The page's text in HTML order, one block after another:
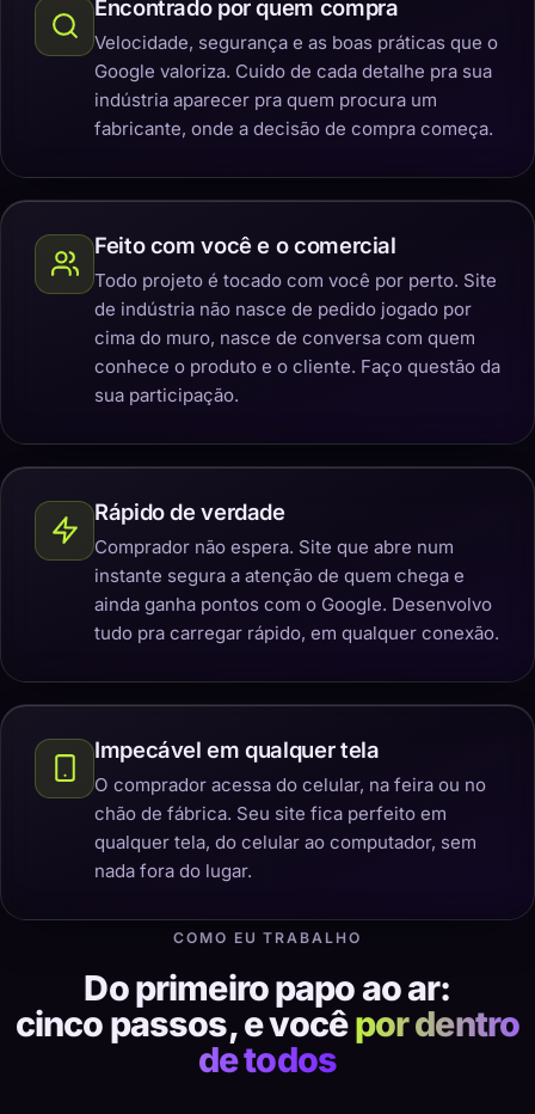
Encontrado por quem compra
Velocidade, segurança e as boas práticas que o
Google valoriza. Cuido de cada detalhe pra sua
indústria aparecer pra quem procura um
fabricante, onde a decisão de compra começa.
Feito com você e o comercial
Todo projeto é tocado com você por perto. Site
de indústria não nasce de pedido jogado por
cima do muro, nasce de conversa com quem
conhece o produto e o cliente. Faço questão da
sua participação.
Rápido de verdade
Comprador não espera. Site que abre num
instante segura a atenção de quem chega e
ainda ganha pontos com o Google. Desenvolvo
tudo pra carregar rápido, em qualquer conexão.
Impecável em qualquer tela
O comprador acessa do celular, na feira ou no
chão de fábrica. Seu site fica perfeito em
qualquer tela, do celular ao computador, sem
nada fora do lugar.
COMO EU TRABALHO
Do primeiro papo ao ar:
cinco passos, e vocêpor dentro
de todos